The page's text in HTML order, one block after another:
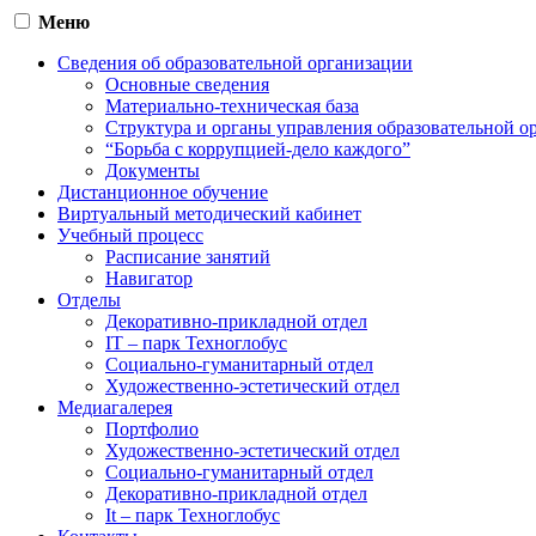
Меню
Сведения об образовательной организации
Основные сведения
Материально-техническая база
Структура и органы управления образовательной
“Борьба с коррупцией-дело каждого”
Документы
Дистанционное обучение
Виртуальный методический кабинет
Учебный процесс
Расписание занятий
Навигатор
Отделы
Декоративно-прикладной отдел
IT – парк Техноглобус
Социально-гуманитарный отдел
Художественно-эстетический отдел
Медиагалерея
Портфолио
Художественно-эстетический отдел
Социально-гуманитарный отдел
Декоративно-прикладной отдел
It – парк Техноглобус